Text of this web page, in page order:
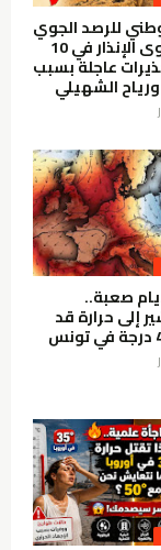
للرصد الجوي
يرفع مستوى الإنذار في 10
عاجلة بسبب
الشهيلي
صعبة..
إلى حرارة قد